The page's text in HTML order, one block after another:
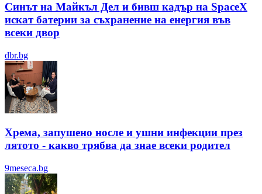
Синът на Майкъл Дeл и бивш кадър на SpaceX
искат батерии за съхранение на енергия във
всеки двор
dbr.bg
Хрема, запушено носле и ушни инфекции през
лятотo - какво трябва да знае всеки родител
9meseca.bg